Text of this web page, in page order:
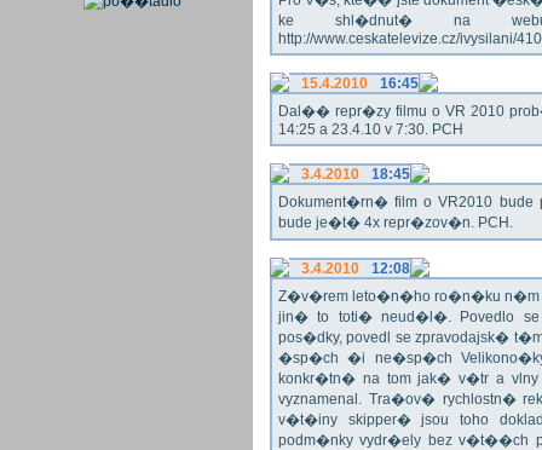
ke shl�dnut� na
http://www.ceskatelevize.cz/ivysilani/
15.4.2010
16:45
Dal�� repr�zy filmu o VR 2010
14:25 a 23.4.10 v 7:30. PCH
3.4.2010
18:45
Dokument�rn� film o VR2010
bude je�t� 4x repr�zov�n. PCH.
3.4.2010
12:08
Z�v�rem leto�n�ho ro�n�ku n�m
jin� to toti� neud�l�. Povedlo
pos�dky, povedl se zpravodajsk�
�sp�ch �i ne�sp�ch
konkr�tn� na tom jak� v�tr a
vyznamenal. Tra�ov� rychlostn�
v�t�iny skipper� jsou toho
podm�nky vydr�ely bez v�t��ch